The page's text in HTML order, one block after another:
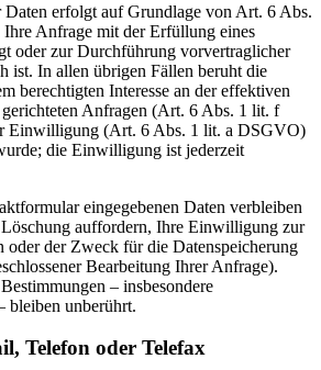
Daten erfolgt auf Grundlage von Art. 6 Abs.
Anfrage mit der Erfüllung eines
oder zur Durchführung vorvertraglicher
ist. In allen übrigen Fällen beruht die
berechtigten Interesse an der effektiven
Anfragen (Art. 6 Abs. 1 lit. f
Einwilligung (Art. 6 Abs. 1 lit. a DSGVO)
die Einwilligung ist jederzeit
eingegebenen Daten verbleiben
auffordern, Ihre Einwilligung zur
oder der Zweck für die Datenspeicherung
Bearbeitung Ihrer Anfrage).
– insbesondere
bleiben unberührt.
Telefon oder Telefax